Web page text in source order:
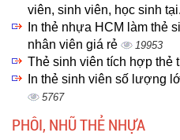
viên, sinh viên, học sinh
In thẻ nhựa HCM làm thẻ
nhân viên giá rẻ
19953
Thẻ sinh viên tích hợp thẻ
In thẻ sinh viên số lượng
5767
PHÔI, NHŨ THẺ NHỰA